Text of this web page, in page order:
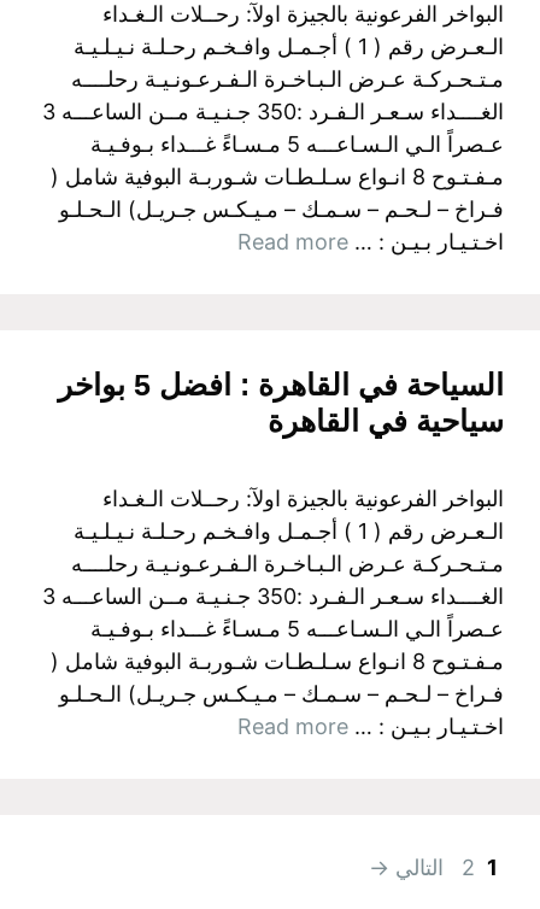
البواخر الفرعونية بالجيزة اولآ: رحــلات الـغـداء
الـعـرض رقم ( 1 ) أجـمـل وافـخـم رحـلـة نـيـلـيـة
مـتـحـركـة عـرض الـبـاخـرة الـفـرعـونـيـة رحلــــه
الغــــداء سـعـر الـفـرد :350 جـنـيـة مــن الساعـــه 3
عـصراً الـي الـسـاعـــه 5 مـسـاءً غـــداء بـوفـيـة
مـفـتـوح 8 انـواع سـلـطـات شـوربـة البوفية شامل (
فـراخ – لـحـم – سـمـك – مـيـكـس جـريـل) الـحـلـو
اخـتـيـار بـيـن : … Read more
السياحة في القاهرة : افضل 5 بواخر
سياحية في القاهرة
البواخر الفرعونية بالجيزة اولآ: رحــلات الـغـداء
الـعـرض رقم ( 1 ) أجـمـل وافـخـم رحـلـة نـيـلـيـة
مـتـحـركـة عـرض الـبـاخـرة الـفـرعـونـيـة رحلــــه
الغــــداء سـعـر الـفـرد :350 جـنـيـة مــن الساعـــه 3
عـصراً الـي الـسـاعـــه 5 مـسـاءً غـــداء بـوفـيـة
مـفـتـوح 8 انـواع سـلـطـات شـوربـة البوفية شامل (
فـراخ – لـحـم – سـمـك – مـيـكـس جـريـل) الـحـلـو
اخـتـيـار بـيـن : … Read more
Page
1
Page
2 التالي →